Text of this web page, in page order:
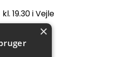
19.30 i Vejle
×